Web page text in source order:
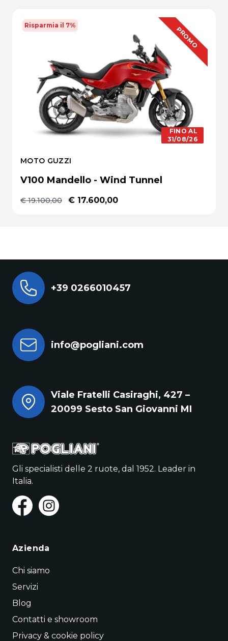
OFFERTA
PROMO
FINO AL
31/08/26
Risparmia il 7%
MOTO GUZZI
V100 Mandello - Wind Tunnel
€ 19.100,00 € 17.600,00
+39 0266010457
info@pogliani.com
Viale Fratelli Casiraghi, 427 –
20099 Sesto San Giovanni MI
Gli specialisti delle 2 ruote, dal 1952. Leader in
Italia.
Azienda
Chi siamo
Servizi
Blog
Contatti e showroom
Privacy & cookie policy